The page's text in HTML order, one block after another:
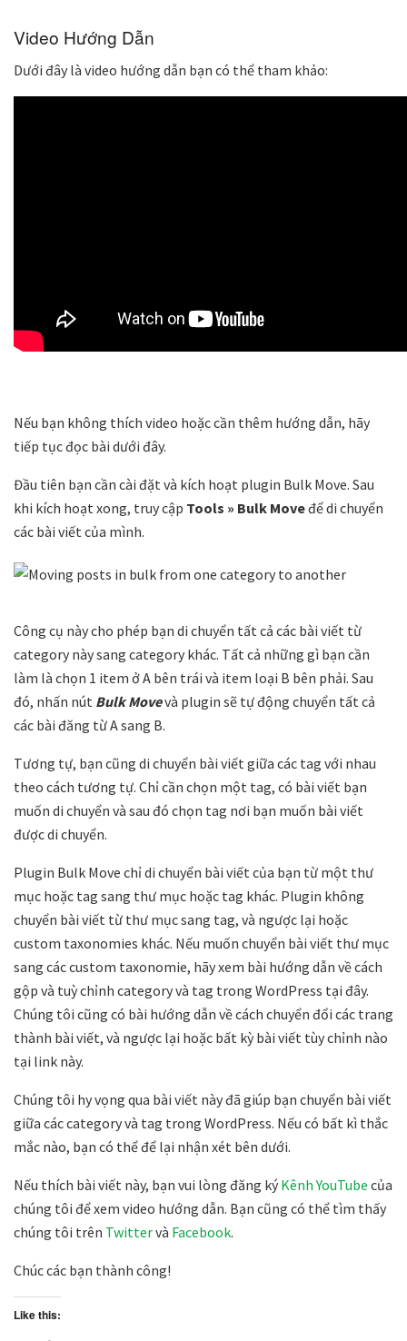
Video Hướng Dẫn
Dưới đây là video hướng dẫn bạn có thể tham khảo:
Nếu bạn không thích video hoặc cần thêm hướng dẫn, hãy
tiếp tục đọc bài dưới đây.
Đầu tiên bạn cần cài đặt và kích hoạt plugin Bulk Move. Sau
khi kích hoạt xong, truy cập Tools » Bulk Moveđể di chuyển
các bài viết của mình.
Công cụ này cho phép bạn di chuyển tất cả các bài viết từ
category này sang category khác. Tất cả những gì bạn cần
làm là chọn 1 item ở A bên trái và item loại B bên phải. Sau
đó, nhấn nút Bulk Movevà plugin sẽ tự động chuyển tất cả
các bài đăng từ A sang B.
Tương tự, bạn cũng di chuyển bài viết giữa các tag với nhau
theo cách tương tự. Chỉ cần chọn một tag, có bài viết bạn
muốn di chuyển và sau đó chọn tag nơi bạn muốn bài viết
được di chuyển.
Plugin Bulk Move chỉ di chuyển bài viết của bạn từ một thư
mục hoặc tag sang thư mục hoặc tag khác. Plugin không
chuyển bài viết từ thư mục sang tag, và ngược lại hoặc
custom taxonomies khác. Nếu muốn chuyển bài viết thư mục
sang các custom taxonomie, hãy xem bài hướng dẫn về cách
gộp và tuỳ chỉnh category và tag trong WordPress tại đây.
Chúng tôi cũng có bài hướng dẫn về cách chuyển đổi các trang
thành bài viết, và ngược lại hoặc bất kỳ bài viết tùy chỉnh nào
tại link này.
Chúng tôi hy vọng qua bài viết này đã giúp bạn chuyển bài viết
giữa các category và tag trong WordPress. Nếu có bất kì thắc
mắc nào, bạn có thể để lại nhận xét bên dưới.
Nếu thích bài viết này, bạn vui lòng đăng ký Kênh YouTube của
chúng tôi để xem video hướng dẫn. Bạn cũng có thể tìm thấy
chúng tôi trên Twittervà Facebook.
Chúc các bạn thành công!
Like this: